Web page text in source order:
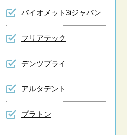
バイオメット3iジャパン
フリアテック
デンツプライ
アルタデント
プラトン